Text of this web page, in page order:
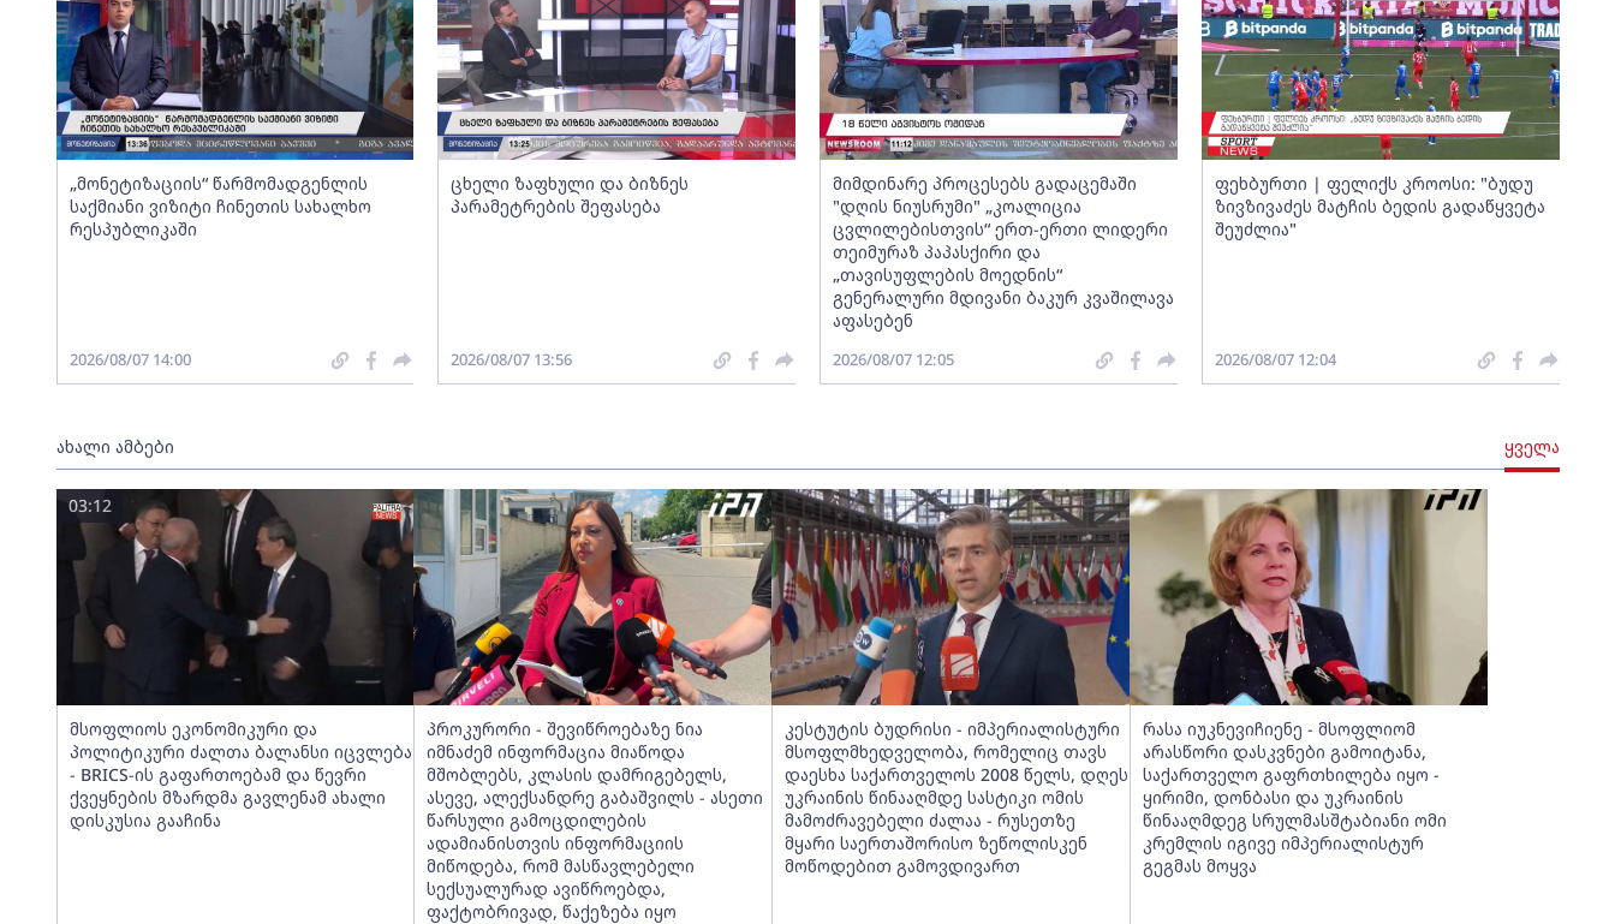
„მონეტიზაციის“ წარმომადგენლის
საქმიანი ვიზიტი ჩინეთის სახალხო
რესპუბლიკაში
2026/08/07 14:00
ცხელი ზაფხული და ბიზნეს
პარამეტრების შეფასება
2026/08/07 13:56
მიმდინარე პროცესებს გადაცემაში
"დღის ნიუსრუმი" „კოალიცია
ცვლილებისთვის“ ერთ-ერთი ლიდერი
თეიმურაზ პაპასქირი და
„თავისუფლების მოედნის“
გენერალური მდივანი ბაკურ კვაშილავა
აფასებენ
2026/08/07 12:05
ფეხბურთი | ფელიქს კროოსი: "ბუდუ
ზივზივაძეს მატჩის ბედის გადაწყვეტა
შეუძლია"
2026/08/07 12:04
ახალი ამბები ყველა
მსოფლიოს ეკონომიკური და
პოლიტიკური ძალთა ბალანსი იცვლება
- BRICS-ის გაფართოებამ და წევრი
ქვეყნების მზარდმა გავლენამ ახალი
დისკუსია გააჩინა
03:12
პროკურორი - შევიწროებაზე ნია
იმნაძემ ინფორმაცია მიაწოდა
მშობლებს, კლასის დამრიგებელს,
ასევე, ალექსანდრე გაბაშვილს - ასეთი
წარსული გამოცდილების
ადამიანისთვის ინფორმაციის
მიწოდება, რომ მასწავლებელი
სექსუალურად ავიწროებდა,
ფაქტობრივად, წაქეზება იყო
კესტუტის ბუდრისი - იმპერიალისტური
მსოფლმხედველობა, რომელიც თავს
დაესხა საქართველოს 2008 წელს, დღეს
უკრაინის წინააღმდე სასტიკი ომის
მამოძრავებელი ძალაა - რუსეთზე
მყარი საერთაშორისო ზეწოლისკენ
მოწოდებით გამოვდივართ
რასა იუკნევიჩიენე - მსოფლიომ
არასწორი დასკვნები გამოიტანა,
საქართველო გაფრთხილება იყო -
ყირიმი, დონბასი და უკრაინის
წინააღმდეგ სრულმასშტაბიანი ომი
კრემლის იგივე იმპერიალისტურ
გეგმას მოყვა